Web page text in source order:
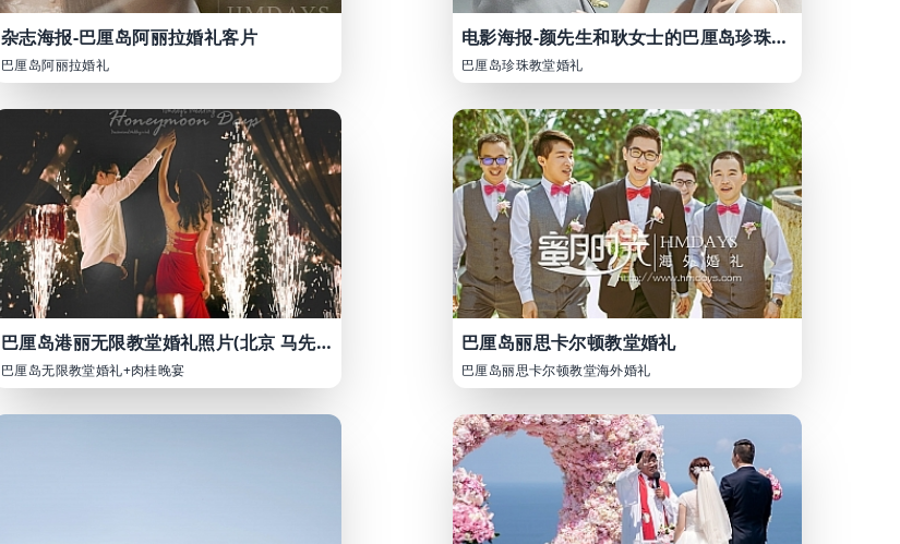
杂志海报-巴厘岛阿丽拉婚礼客片
巴厘岛阿丽拉婚礼
电影海报-颜先生和耿女士的巴厘岛珍珠婚礼
巴厘岛珍珠教堂婚礼
巴厘岛港丽无限教堂婚礼照片(北京 马先生和杨女士)
巴厘岛无限教堂婚礼+肉桂晚宴
巴厘岛丽思卡尔顿教堂婚礼
巴厘岛丽思卡尔顿教堂海外婚礼